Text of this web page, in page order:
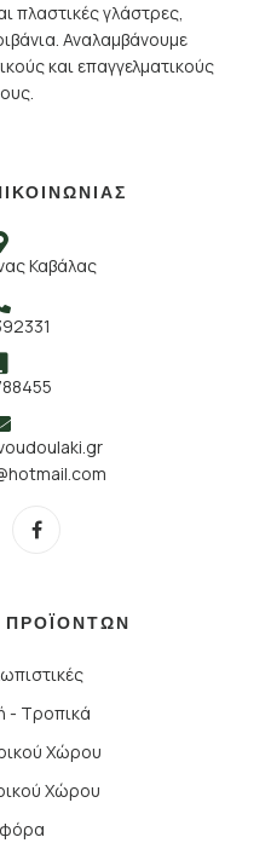
πλαστικές γλάστρες,
Αναλαμβάνουμε
και επαγγελματικούς
Καβάλας
ΠΡΟΪΟΝΤΩΝ
- Τροπικά
Χώρου
Χώρου